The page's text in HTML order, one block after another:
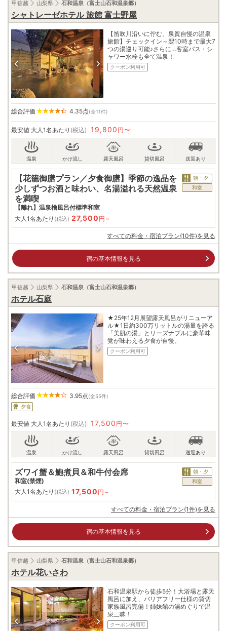
甲信越 山梨県 石和温泉（富士山石和温泉郷）
シャトレーゼホテル 旅館 富士野屋
【笛吹川沿いに佇む、泉質自慢の温泉
旅館】チェックイン～翌10時まで最大7
つの湯巡り可能♪さらに…客室バス・シ
ャワー水栓も全て温泉！
クーポン利用可
総合評価 4.35点(全11件)
最安値 大人1名あたり (税込) 19,800 円〜
【花籠御膳プラン／夕食御膳】季節の逸品を
少しずつお酒と味わい、名湯溢れる天然温泉
を満喫
【離れ】温泉檜風呂付標準和室
朝・夕
和室
大人1名あたり (税込) 27,500 円~
すべての料金・宿泊プラン(10件)を見る
宿の基本情報を見る
甲信越 山梨県 石和温泉（富士山石和温泉郷）
ホテル石庭
★25年12月展望露天風呂がリニューア
ル★1日約300万リットルの湯量を誇る
「美肌の湯」とリーズナブルに豪華味
覚が味わえる夕食が自慢。
クーポン利用可
総合評価 3.95点(全55件)
夕食
最安値 大人1名あたり (税込) 17,500 円〜
ズワイ蟹＆鮑煮貝＆和牛付会席
和室(禁煙)
朝・夕
和室
大人1名あたり (税込) 17,500 円~
すべての料金・宿泊プラン(1件)を見る
宿の基本情報を見る
甲信越 山梨県 石和温泉（富士山石和温泉郷）
ホテル花いさわ
石和温泉駅から徒歩5分！大浴場と露天
風呂に加え、バリアフリー仕様の貸切
家族風呂完備！姉妹館の湯めぐりで温
泉三昧！
クーポン利用可